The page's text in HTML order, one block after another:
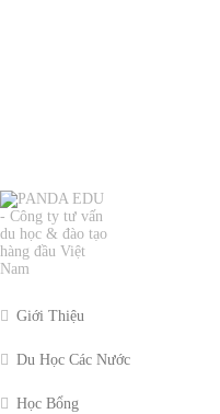
Giới Thiệu
Du Học Các Nước
Học Bổng